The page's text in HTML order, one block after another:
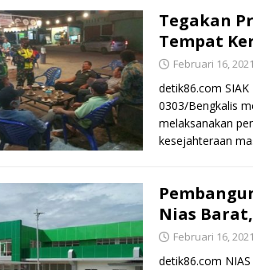
Tegakan
Tempat
Februari 16, 2021
detik86.com
0303/Bengkalis
melaksanakan
kesejahteraan
Nias
Februari 16, 2021
detik86.com